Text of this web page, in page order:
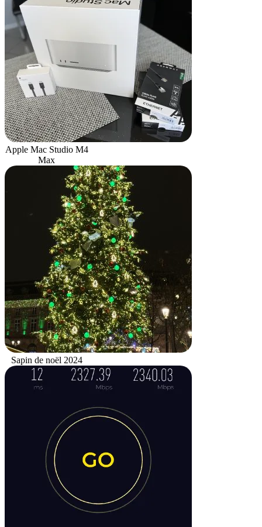
Apple Mac Studio M4
Max
Sapin de noël 2024